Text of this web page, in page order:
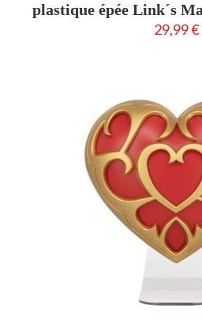
plastique épée Link´s
29,99€